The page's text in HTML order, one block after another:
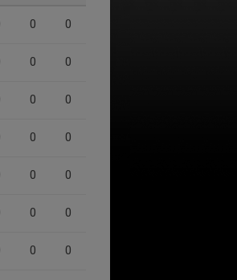
0 0
0 0
0 0
0 0
0 0
0 0
0 0